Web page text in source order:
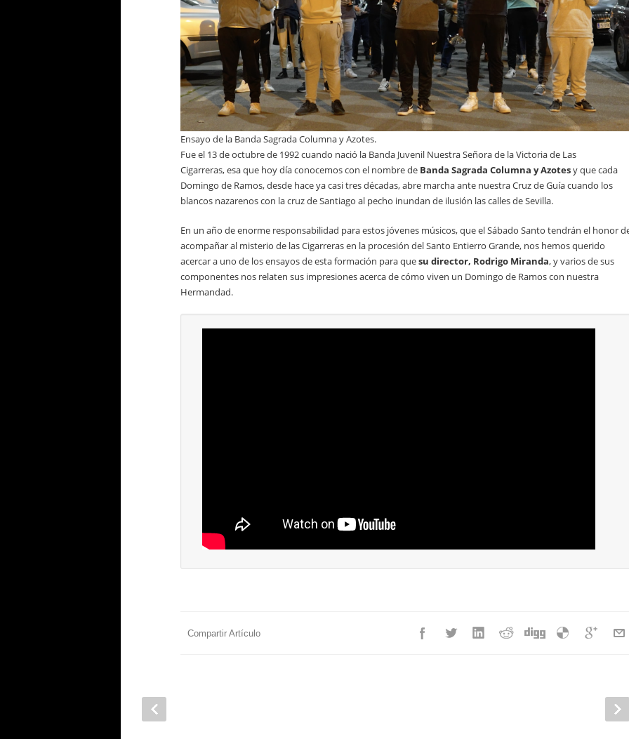
Ensayo de la Banda Sagrada Columna y Azotes.
Fue el 13 de octubre de 1992 cuando nació la Banda Juvenil Nuestra Señora de la Victoria de Las
Cigarreras, esa que hoy día conocemos con el nombre de Banda Sagrada Columna y Azotesy que cada
Domingo de Ramos, desde hace ya casi tres décadas, abre marcha ante nuestra Cruz de Guía cuando los
blancos nazarenos con la cruz de Santiago al pecho inundan de ilusión las calles de Sevilla.
En un año de enorme responsabilidad para estos jóvenes músicos, que el Sábado Santo tendrán el honor
acompañar al misterio de las Cigarreras en la procesión del Santo Entierro Grande, nos hemos querido
acercar a uno de los ensayos de esta formación para quesu director, Rodrigo Miranda, y varios de sus
componentes nos relaten sus impresiones acerca de cómo viven un Domingo de Ramos con nuestra
Hermandad.
Compartir Artículo